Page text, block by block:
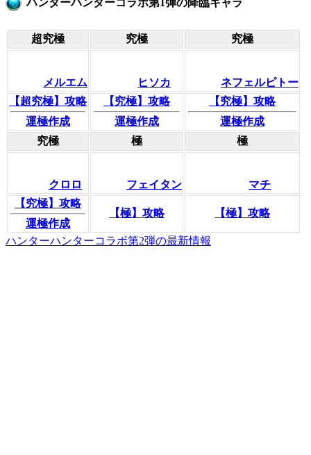
ハンターハンターコラボ第1弾の降臨キャラ
超究極 究極 究極
メルエム ヒソカ
ネフェルピトー
【超究極】攻略
運極作成
【究極】攻略
運極作成
【究極】攻略
運極作成
究極
極 極
クロロ フェイタン
マチ
【究極】攻略
運極作成
【極】攻略 【極】攻略
ハンターハンターコラボ第2弾の最新情報